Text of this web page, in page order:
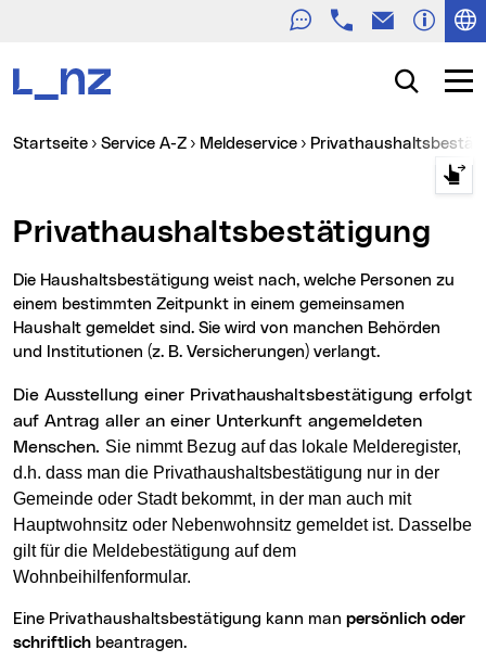
TelefonE-Mail
Suche
Sie sind hier:
Startseite Service A-Z Meldeservice
Privathaushaltsbestätigung
Die Haushaltsbestätigung weist nach, welche Personen zu
einem bestimmten Zeitpunkt in einem gemeinsamen
Haushalt gemeldet sind. Sie wird von manchen Behörden
und Institutionen (z. B. Versicherungen) verlangt.
Die Ausstellung einer Privathaushaltsbestätigung erfolgt
auf Antrag aller an einer Unterkunft angemeldeten
Menschen. Sie nimmt Bezug auf das lokale Melderegister,
d.h. dass man die Privathaushaltsbestätigung nur in der
Gemeinde oder Stadt bekommt, in der man auch mit
Hauptwohnsitz oder Nebenwohnsitz gemeldet ist. Dasselbe
gilt für die Meldebestätigung auf dem
Wohnbeihilfenformular.
Eine Privathaushaltsbestätigung kann man persönlich oder
schriftlich beantragen.